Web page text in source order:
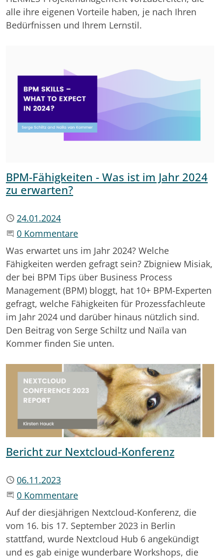
alle ihre eigenen Vorteile haben, je nach Ihren
Bedürfnissen und Ihrem Lernstil.
BPM-Fähigkeiten - Was ist im Jahr 2024
zu erwarten?
Publiziert
24.01.2024
Beginne eine Unterhaltung
0 Kommentare
Was erwartet uns im Jahr 2024? Welche
Fähigkeiten werden gefragt sein? Zbigniew Misiak,
der bei BPM Tips über Business Process
Management (BPM) bloggt, hat 10+ BPM-Experten
gefragt, welche Fähigkeiten für Prozessfachleute
im Jahr 2024 und darüber hinaus nützlich sind.
Den Beitrag von Serge Schiltz und Naïla van
Kommer finden Sie unten.
Bericht zur Nextcloud-Konferenz
Publiziert
06.11.2023
Beginne eine Unterhaltung
0 Kommentare
Auf der diesjährigen Nextcloud-Konferenz, die
vom 16. bis 17. September 2023 in Berlin
stattfand, wurde Nextcloud Hub 6 angekündigt
und es gab einige wunderbare Workshops, die